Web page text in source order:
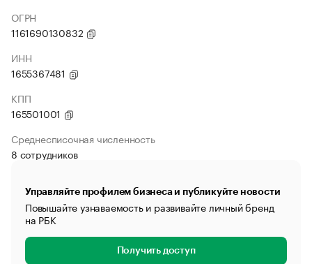
ОГРН
1161690130832
ИНН
1655367481
КПП
165501001
Среднесписочная численность
8 сотрудников
Управляйте профилем бизнеса и публикуйте новости
Повышайте узнаваемость и развивайте личный бренд
на РБК
Получить доступ